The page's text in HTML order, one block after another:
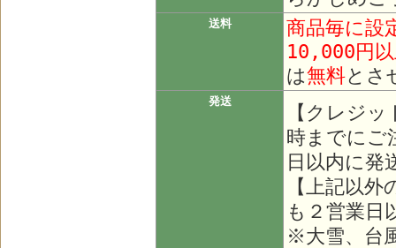
送料
商品毎に設
10,000円
は無料とさ
発送
【クレジ
時までにご
日以内に発
【上記以
も２営業日
※大雪、台